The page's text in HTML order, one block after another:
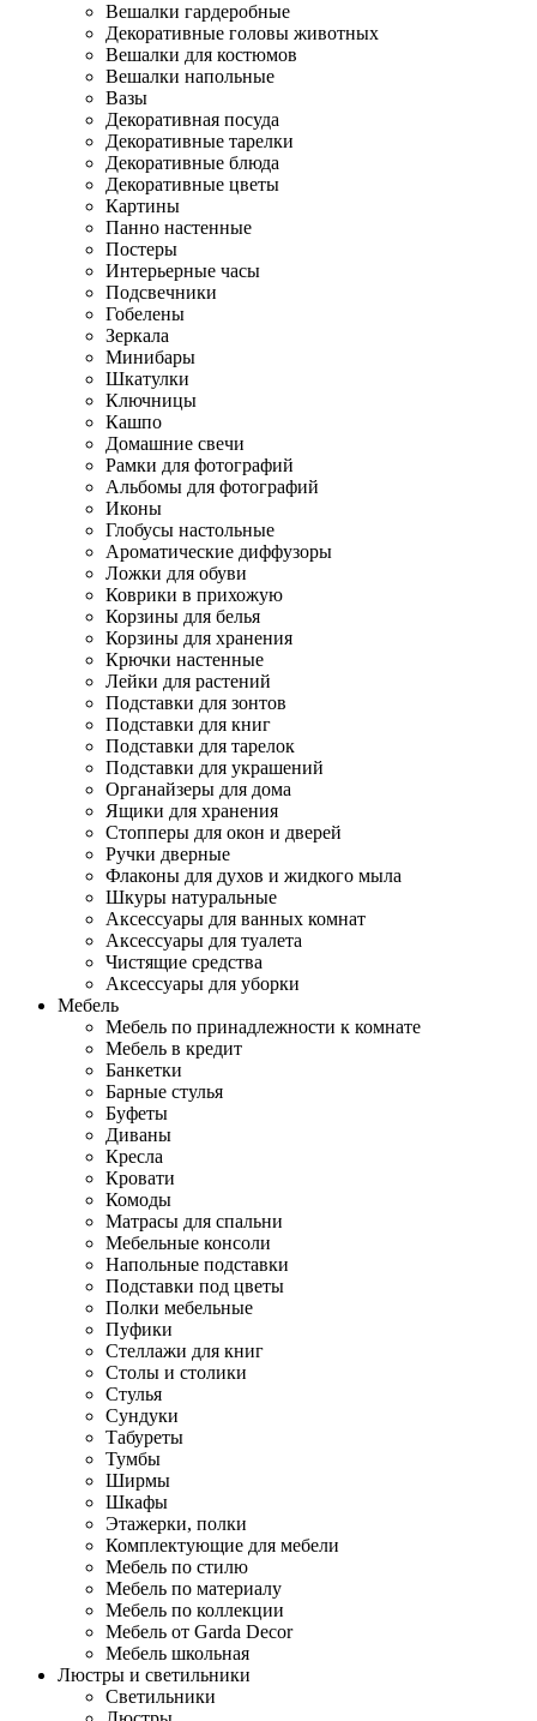
Вешалки гардеробные
Декоративные головы животных
Вешалки для костюмов
Вешалки напольные
Вазы
Декоративная посуда
Декоративные тарелки
Декоративные блюда
Декоративные цветы
Картины
Панно настенные
Постеры
Интерьерные часы
Подсвечники
Гобелены
Зеркала
Минибары
Шкатулки
Ключницы
Кашпо
Домашние свечи
Рамки для фотографий
Альбомы для фотографий
Иконы
Глобусы настольные
Ароматические диффузоры
Ложки для обуви
Коврики в прихожую
Корзины для белья
Корзины для хранения
Крючки настенные
Лейки для растений
Подставки для зонтов
Подставки для книг
Подставки для тарелок
Подставки для украшений
Органайзеры для дома
Ящики для хранения
Стопперы для окон и дверей
Ручки дверные
Флаконы для духов и жидкого мыла
Шкуры натуральные
Аксессуары для ванных комнат
Аксессуары для туалета
Чистящие средства
Аксессуары для уборки
Мебель
Мебель по принадлежности к комнате
Мебель в кредит
Банкетки
Барные стулья
Буфеты
Диваны
Кресла
Кровати
Комоды
Матрасы для спальни
Мебельные консоли
Напольные подставки
Подставки под цветы
Полки мебельные
Пуфики
Стеллажи для книг
Столы и столики
Стулья
Сундуки
Табуреты
Тумбы
Ширмы
Шкафы
Этажерки, полки
Комплектующие для мебели
Мебель по стилю
Мебель по материалу
Мебель по коллекции
Мебель от Garda Decor
Мебель школьная
Люстры и светильники
Светильники